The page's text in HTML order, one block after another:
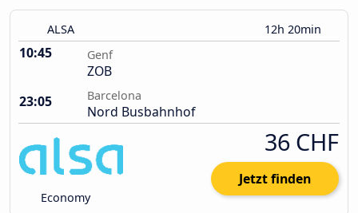
ALSA 12h 20min
10:45 Genf
ZOB
23:05
Barcelona
Nord Busbahnhof
Economy
36 CHF
Jetzt finden